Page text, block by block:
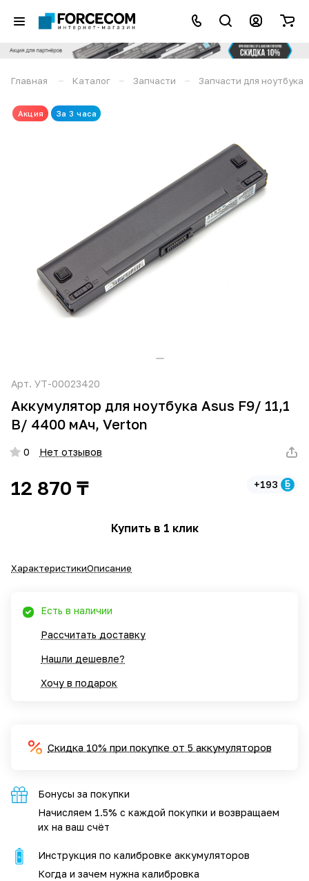
Главная – Каталог – Запчасти – Запчасти для ноутбука
Акция За 3 часа
Арт. УТ-00023420
Аккумулятор для ноутбука Asus F9/ 11,1
В/ 4400 мАч, Verton
0 Нет отзывов
12 870 ₸ +193
Купить в 1 клик
ХарактеристикиОписание
Есть в наличии
Рассчитать доставку
Нашли дешевле?
Хочу в подарок
Скидка 10% при покупке от 5 аккумуляторов
Бонусы за покупки
Начисляем 1.5% с каждой покупки и возвращаем
их на ваш счёт
Инструкция по калибровке аккумуляторов
Когда и зачем нужна калибровка